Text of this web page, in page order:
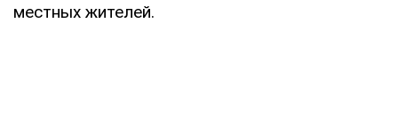
местных жителей.